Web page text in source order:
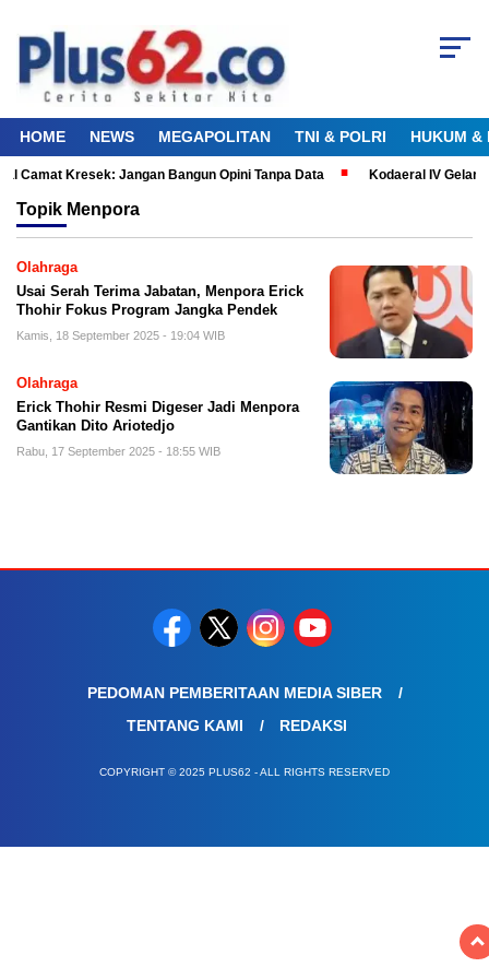
HOME NEWS MEGAPOLITAN TNI & POLRI HUKUM &
Camat Kresek: Jangan Bangun Opini Tanpa Data Kodaeral IV Gelar
Topik Menpora
Olahraga
Usai Serah Terima Jabatan, Menpora Erick
Thohir Fokus Program Jangka Pendek
Kamis, 18 September 2025 - 19:04 WIB
Olahraga
Erick Thohir Resmi Digeser Jadi Menpora
Gantikan Dito Ariotedjo
Rabu, 17 September 2025 - 18:55 WIB
PEDOMAN PEMBERITAAN MEDIA SIBER
TENTANG KAMI
REDAKSI
COPYRIGHT © 2025 PLUS62 - ALL RIGHTS RESERVED